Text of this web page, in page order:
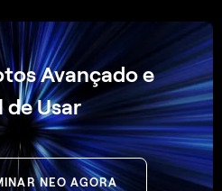
Avançado e
de Usar
NEO AGORA